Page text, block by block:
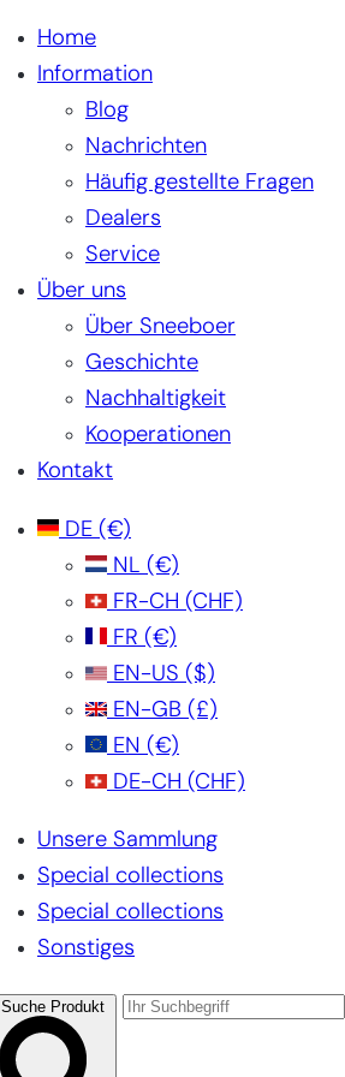
Home
Information
Blog
Nachrichten
Häufig gestellte Fragen
Dealers
Service
Über uns
Über Sneeboer
Geschichte
Nachhaltigkeit
Kooperationen
Kontakt
DE (€)
NL (€)
FR-CH (CHF)
FR (€)
EN-US ($)
EN-GB (£)
EN (€)
DE-CH (CHF)
Unsere Sammlung
Special collections
Special collections
Sonstiges
Suche Produkt